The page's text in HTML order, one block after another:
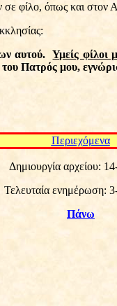
σε φίλο, όπως και στον
αυτού.
Υμείς φίλοι
Πατρός μου,
Περιεχόμενα
Δημιουργία αρχείου:
Τελευταία ενημέρωση:
Πάνω